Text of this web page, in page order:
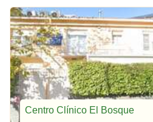
Centro Clínico El Bosque